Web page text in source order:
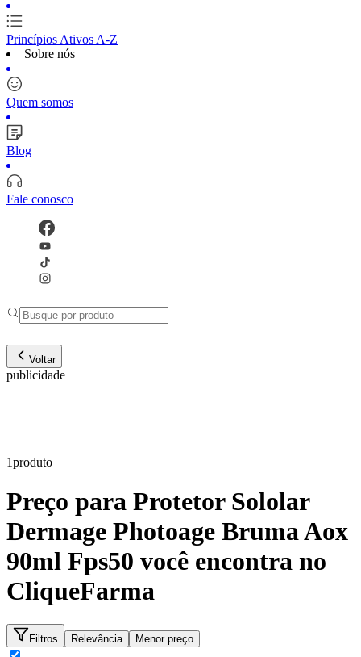
Princípios Ativos A-Z
Sobre nós
Quem somos
Blog
Fale conosco
Voltar
publicidade
1produto
Preço para Protetor Sololar
Dermage Photoage Bruma Aox
90ml Fps50 você encontra no
CliqueFarma
Filtros Relevância Menor preço